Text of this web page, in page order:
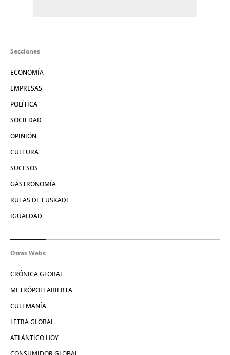
Secciones
ECONOMÍA
EMPRESAS
POLÍTICA
SOCIEDAD
OPINIÓN
CULTURA
SUCESOS
GASTRONOMÍA
RUTAS DE EUSKADI
IGUALDAD
Otras Webs
CRÓNICA GLOBAL
METRÓPOLI ABIERTA
CULEMANÍA
LETRA GLOBAL
ATLÁNTICO HOY